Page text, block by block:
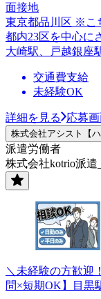
面接地
東京都品川区 ※こ
都内23区を中心に
大崎駅、戸越銀座
交通費支給
未経験OK
詳細を見る 応募
株式会社アシスト【
派遣労働者
株式会社kotrio派遣
＼未経験の方歓迎
問×短期OK】目黒